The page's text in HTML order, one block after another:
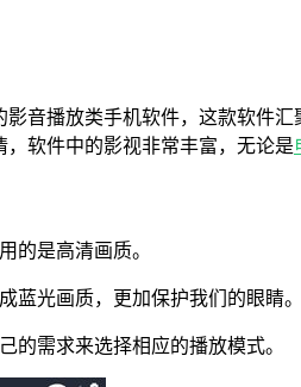
音播放类手机软件，这款软件
软件中的影视非常丰富，无论是
的是高清画质。
蓝光画质，更加保护我们的眼睛。
的需求来选择相应的播放模式。